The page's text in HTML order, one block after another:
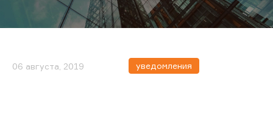
06 августа, 2019 уведомления